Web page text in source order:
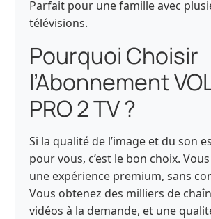
Parfait pour une famille avec
télévisions.
Pourquoi Choisir
l’Abonnement
PRO 2 TV ?
Si la qualité de l’image et du son
pour vous, c’est le bon choix.
une expérience premium, sans
Vous obtenez des milliers de
vidéos à la demande, et une